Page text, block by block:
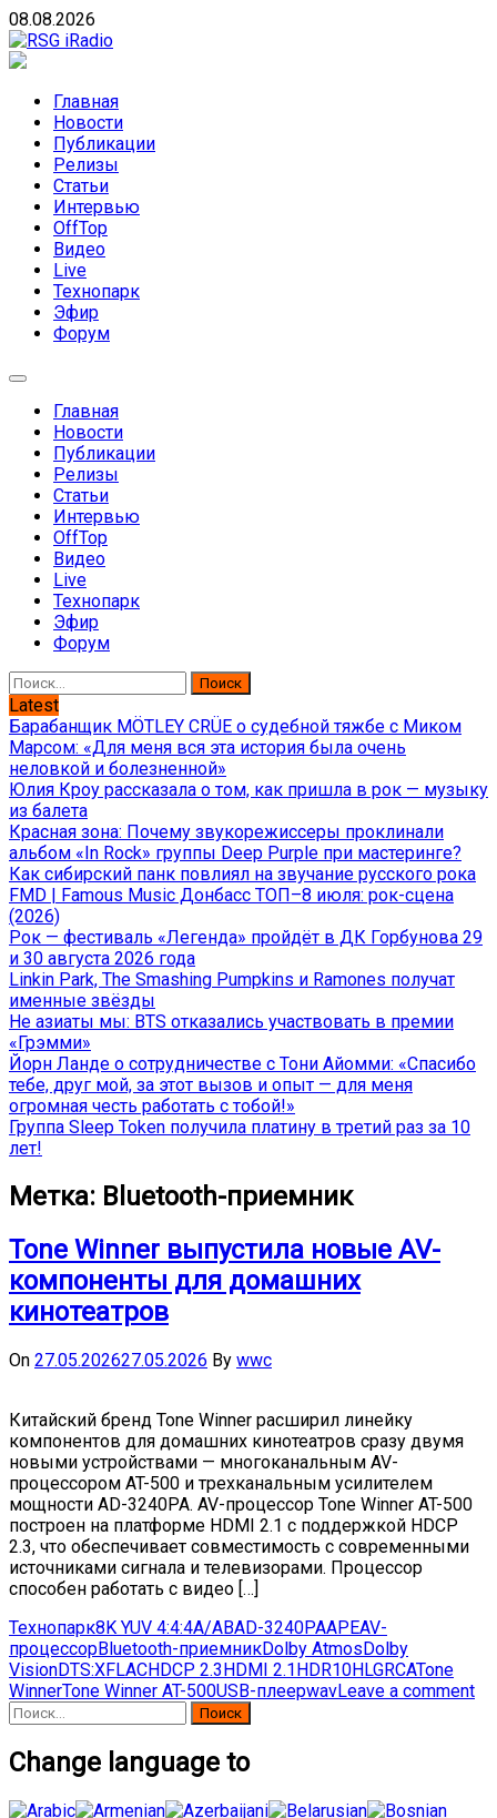
Skip
to
content
08.08.2026
направлений без возрастных ограничений
Главная
Новости
Публикации
Релизы
Статьи
Интервью
OffTop
Видео
Live
Технопарк
Эфир
Форум
Главная
Новости
Публикации
Релизы
Статьи
Интервью
OffTop
Видео
Live
Технопарк
Эфир
Форум
Найти:
Latest
Барабанщик MÖTLEY CRÜE о судебной тяжбе с Миком
Марсом: «Для меня вся эта история была очень
неловкой и болезненной»
Юлия Кроу рассказала о том, как пришла в рок — музыку
из балета
Красная зона: Почему звукорежиссеры проклинали
альбом «In Rock» группы Deep Purple при мастеринге?
Как сибирский панк повлиял на звучание русского рока
FMD | Famous Music Донбасс ТОП–8 июля: рок-сцена
(2026)
Рок — фестиваль «Легенда» пройдёт в ДК Горбунова 29
и 30 августа 2026 года
Linkin Park, The Smashing Pumpkins и Ramones получат
именные звёзды
Не азиаты мы: BTS отказались участвовать в премии
«Грэмми»
Йорн Ланде о сотрудничестве с Тони Айомми: «Спасибо
тебе, друг мой, за этот вызов и опыт — для меня
огромная честь работать с тобой!»
Группа Sleep Token получила платину в третий раз за 10
лет!
Метка: Bluetooth-приемник
Tone Winner выпустила новые AV-
компоненты для домашних
кинотеатров
On 27.05.202627.05.2026 By wwc
Китайский бренд Tone Winner расширил линейку
компонентов для домашних кинотеатров сразу двумя
новыми устройствами — многоканальным AV-
процессором AT-500 и трехканальным усилителем
мощности AD-3240PA. AV-процессор Tone Winner AT-500
построен на платформе HDMI 2.1 с поддержкой HDCP
2.3, что обеспечивает совместимость с современными
источниками сигнала и телевизорами. Процессор
способен работать с видео […]
Технопарк8K YUV 4:4:4A/ABAD-3240PAAPEAV-
процессорBluetooth-приемникDolby AtmosDolby
VisionDTS:XFLACHDCP 2.3HDMI 2.1HDR10HLGRCATone
WinnerTone Winner AT-500USB-плеерwavLeave a comment
Найти:
Change language to